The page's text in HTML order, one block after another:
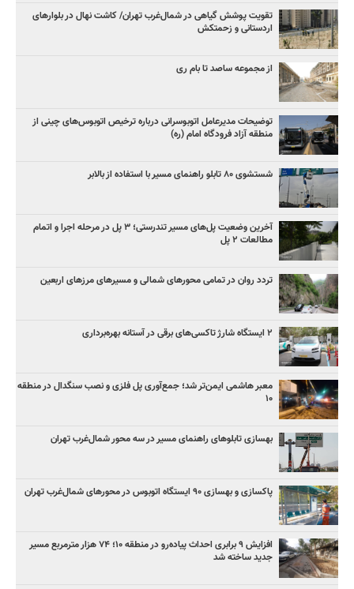
تقویت پوشش گیاهی در شمال‌غرب تهران/ کاشت نهال در بلوارهای
اردستانی و زحمتکش
از مجموعه ساصد تا بام ری
توضیحات مدیرعامل اتوبوسرانی درباره ترخیص اتوبوس‌های چینی از
منطقه آزاد فرودگاه امام (ره)
شستشوی ۸۰ تابلو راهنمای مسیر با استفاده از بالابر
آخرین وضعیت پل‌های مسیر تندرستی؛ ۳ پل در مرحله اجرا و اتمام
مطالعات ۲ پل
تردد روان در تمامی محورهای شمالی و مسیرهای مرزهای اربعین
۲ ایستگاه شارژ تاکسی‌های برقی در آستانه بهره‌برداری
معبر هاشمی ایمن‌تر شد؛ جمع‌آوری پل فلزی و نصب سنگدال در منطقه
۱۰
بهسازی تابلوهای راهنمای مسیر در سه محور شمال‌غرب تهران
پاکسازی و بهسازی ۹۰ ایستگاه اتوبوس در محورهای شمال‌غرب تهران
افزایش ۹ برابری احداث پیاده‌رو در منطقه ۱۰؛ ۷۴ هزار مترمربع مسیر
جدید ساخته شد